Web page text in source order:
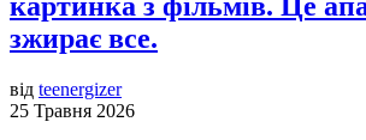
картинка з фільмів. Це
зжирає все.
від teenergizer
25 Травня 2026